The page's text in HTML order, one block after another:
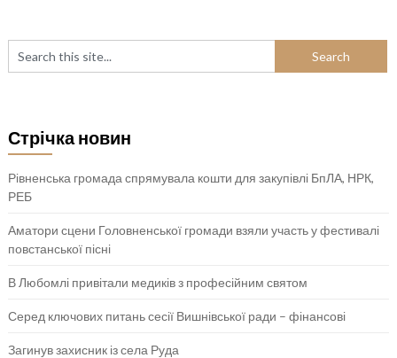
Стрічка новин
Рівненська громада спрямувала кошти для закупівлі БпЛА, НРК,
РЕБ
Аматори сцени Головненської громади взяли участь у фестивалі
повстанської пісні
В Любомлі привітали медиків з професійним святом
Серед ключових питань сесії Вишнівської ради – фінансові
Загинув захисник із села Руда